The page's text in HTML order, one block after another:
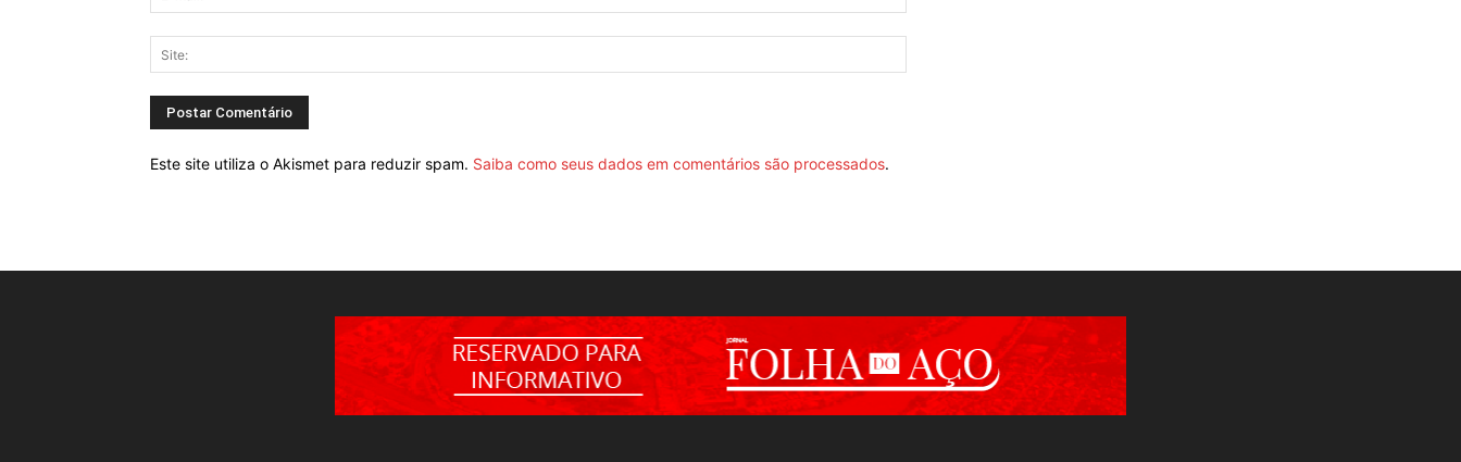
Este site utiliza o Akismet para reduzir spam. Saiba como seus dados em comentários são processados.